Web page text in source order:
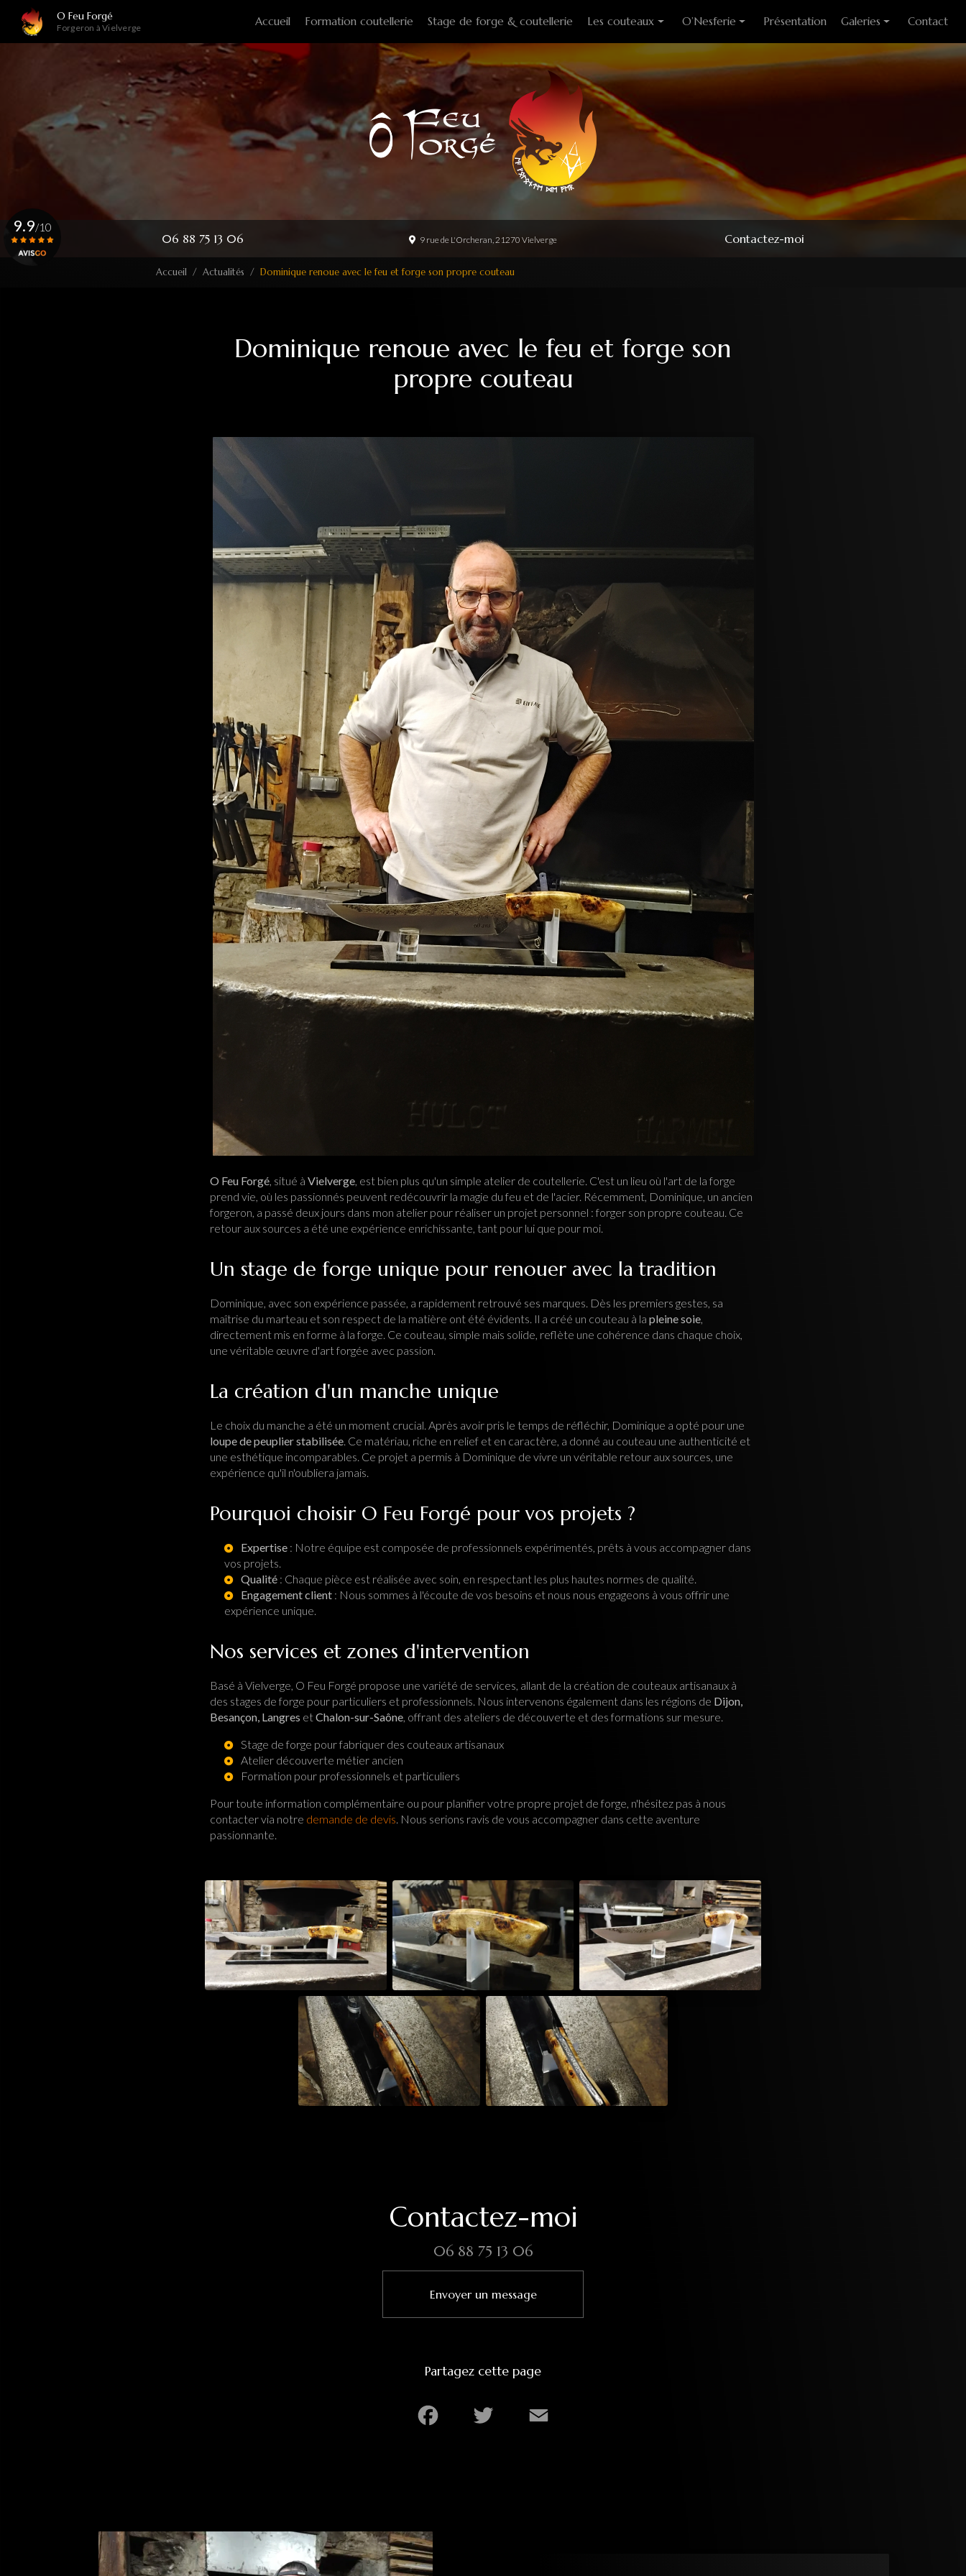
contenu
O Feu Forgé
Forgeron à Vielverge Accueil Formation coutellerie Stage de forge & coutellerie Les couteaux
Couteaux fixes
Couteaux pliants
Couteaux de cuisine
Couteaux de table
Couteaux à huitre
Tire-bouchons
Option
O’Nesferie
Encens Artisanal
Présentation Galeries
Photo des stages
Contact
06 88 75 13 06 9 rue de L'Orcheran, 21270 Vielverge Contactez-moi
9.9/10
Accueil Actualités Dominique renoue avec le feu et forge son propre couteau
Dominique renoue avec le feu et forge son
propre couteau
O Feu Forgé, situé à Vielverge, est bien plus qu'un simple atelier de coutellerie. C'est un lieu où l'art de la forge
prend vie, où les passionnés peuvent redécouvrir la magie du feu et de l'acier. Récemment, Dominique, un ancien
forgeron, a passé deux jours dans mon atelier pour réaliser un projet personnel : forger son propre couteau. Ce
retour aux sources a été une expérience enrichissante, tant pour lui que pour moi.
Un stage de forge unique pour renouer avec la tradition
Dominique, avec son expérience passée, a rapidement retrouvé ses marques. Dès les premiers gestes, sa
maîtrise du marteau et son respect de la matière ont été évidents. Il a créé un couteau à la pleine soie,
directement mis en forme à la forge. Ce couteau, simple mais solide, reflète une cohérence dans chaque choix,
une véritable œuvre d'art forgée avec passion.
La création d'un manche unique
Le choix du manche a été un moment crucial. Après avoir pris le temps de réfléchir, Dominique a opté pour une
loupe de peuplier stabilisée. Ce matériau, riche en relief et en caractère, a donné au couteau une authenticité et
une esthétique incomparables. Ce projet a permis à Dominique de vivre un véritable retour aux sources, une
expérience qu'il n'oubliera jamais.
Pourquoi choisir O Feu Forgé pour vos projets ?
Expertise : Notre équipe est composée de professionnels expérimentés, prêts à vous accompagner dans
vos projets.
Qualité : Chaque pièce est réalisée avec soin, en respectant les plus hautes normes de qualité.
Engagement client : Nous sommes à l'écoute de vos besoins et nous nous engageons à vous offrir une
expérience unique.
Nos services et zones d'intervention
Basé à Vielverge, O Feu Forgé propose une variété de services, allant de la création de couteaux artisanaux à
des stages de forge pour particuliers et professionnels. Nous intervenons également dans les régions de Dijon,
Besançon, Langres etChalon-sur-Saône, offrant des ateliers de découverte et des formations sur mesure.
Stage de forge pour fabriquer des couteaux artisanaux
Atelier découverte métier ancien
Formation pour professionnels et particuliers
Pour toute information complémentaire ou pour planifier votre propre projet de forge, n'hésitez pas à nous
contacter via notre demande de devis. Nous serions ravis de vous accompagner dans cette aventure
passionnante.
Contactez-moi
06 88 75 13 06
Envoyer un message
Partagez cette page